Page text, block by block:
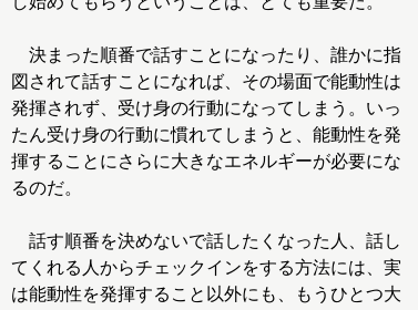
決まった順番で話すことになったり、誰かに指
図されて話すことになれば、その場面で能動性は
発揮されず、受け身の行動になってしまう。いっ
たん受け身の行動に慣れてしまうと、能動性を発
揮することにさらに大きなエネルギーが必要にな
るのだ。
話す順番を決めないで話したくなった人、話し
てくれる人からチェックインをする方法には、実
は能動性を発揮すること以外にも、もうひとつ大